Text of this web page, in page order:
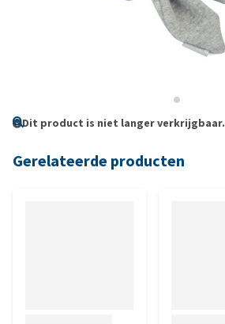
Dit product is niet langer verkrijgbaar.
Gerelateerde producten